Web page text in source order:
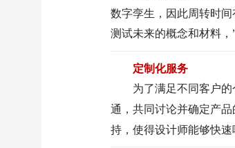
数字孪生，因此周转时
测试未来的概念和材料，
定制化服务
为了满足不同客户的
通，共同讨论并确定产品
持，使得设计师能够快